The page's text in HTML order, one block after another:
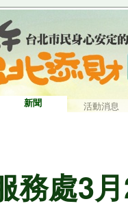
新聞 活動消息
務處3